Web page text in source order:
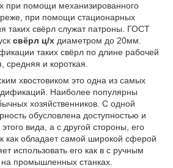
при помощи механизированного
реже, при помощи стационарных
таких свёрл служат патроны. ГОСТ
свёрл ц/х диаметром до 20мм.
таких свёрл по длине рабочей
средняя и короткая.
хвостовиком это одна из самых
Наиболее популярны
хозяйственников. С одной
обусловлена доступностью и
вида, а с другой стороны, его
как обладает самой широкой сферой
использовать его как в с ручным
на промышленных станках.